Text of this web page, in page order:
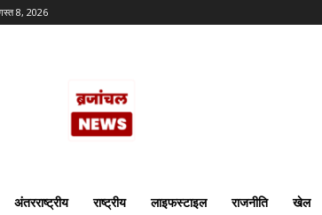
8, 2026
अंतरराष्ट्रीय राष्ट्रीय लाइफस्टाइल राजनीति खेल